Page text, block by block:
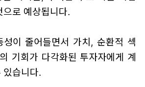
로 예상됩니다.
성이 줄어들면서 가치, 순환적 섹
기회가 다각화된 투자자에게 계
있습니다.